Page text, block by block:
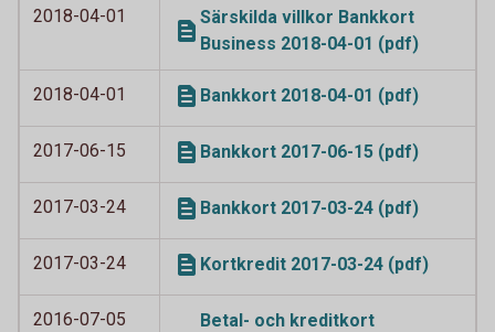
2018-04-01
Särskilda villkor Bankkort
Business 2018-04-01 (pdf)
2018-04-01 Bankkort 2018-04-01 (pdf)
2017-06-15 Bankkort 2017-06-15 (pdf)
2017-03-24 Bankkort 2017-03-24 (pdf)
2017-03-24 Kortkredit 2017-03-24 (pdf)
2016-07-05
Betal- och kreditkort